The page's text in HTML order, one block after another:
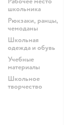
школьника
Рюкзаки, ранцы,
чемоданы
Школьная
одежда и обувь
Учебные
материалы
Школьное
творчество